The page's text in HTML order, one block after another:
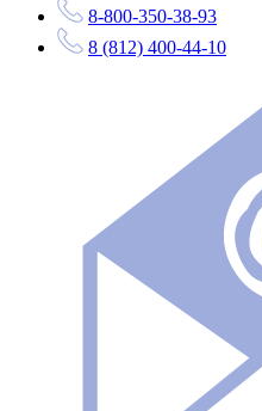
8-800-350-38-93
8 (812) 400-44-10